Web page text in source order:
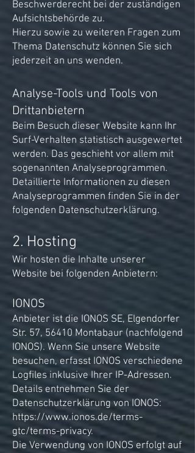
Beschwerderecht bei der zuständigen
Aufsichtsbehörde zu.
Hierzu sowie zu weiteren Fragen zum
Thema Datenschutz können Sie sich
jederzeit an uns wenden.
Analyse-Tools und Tools von
Drittanbietern
Beim Besuch dieser Website kann Ihr
Surf-Verhalten statistisch ausgewertet
werden. Das geschieht vor allem mit
sogenannten Analyseprogrammen.
Detaillierte Informationen zu diesen
Analyseprogrammen finden Sie in der
folgenden Datenschutzerklärung.
2. Hosting
Wir hosten die Inhalte unserer
Website bei folgenden Anbietern:
IONOS
Anbieter ist die IONOS SE, Elgendorfer
Str. 57, 56410 Montabaur (nachfolgend
IONOS). Wenn Sie unsere Website
besuchen, erfasst IONOS verschiedene
Logfiles inklusive Ihrer IP-Adressen.
Details entnehmen Sie der
Datenschutzerklärung von IONOS:
https://www.ionos.de/terms-
gtc/terms-privacy.
Die Verwendung von IONOS erfolgt auf